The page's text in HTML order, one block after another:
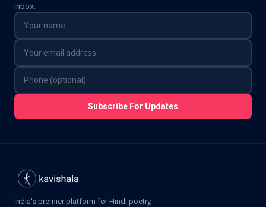
inbox.
Subscribe For Updates
India's premier platform for Hindi poetry,